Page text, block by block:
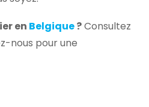
en Belgique?Consultez
nous pour une